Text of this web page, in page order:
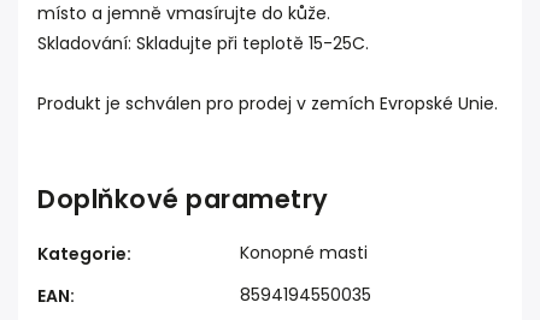
místo a jemně vmasírujte do kůže.
Skladování: Skladujte při teplotě 15-25C.
Produkt je schválen pro prodej v zemích Evropské Unie.
Doplňkové parametry
Kategorie:
Konopné masti
EAN: 8594194550035